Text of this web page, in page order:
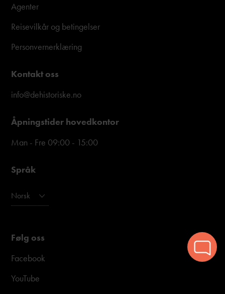
Agenter
Reisevilkår og betingelser
Personvernerklæring
Kontakt oss
info@dehistoriske.no
Åpningstider hovedkontor
Man - Fre 09:00 - 15:00
Språk
Norsk
Følg oss
Facebook
YouTube